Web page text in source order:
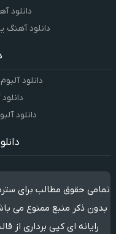
دانلود
دانلود آهنگ
دانلود
دانلود
تمامی حقوق مطالب برای
رایانه ای کپی برداری از